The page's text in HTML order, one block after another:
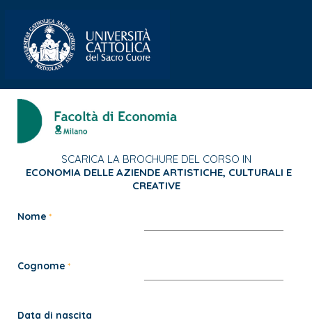
SCARICA LA BROCHURE DEL CORSO IN
ECONOMIA DELLE AZIENDE ARTISTICHE, CULTURALI E
CREATIVE
Nome
Cognome
Data di nascita